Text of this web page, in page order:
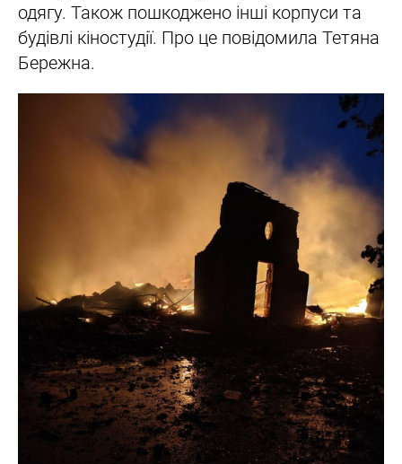
одягу. Також пошкоджено інші корпуси та
будівлі кіностудії. Про це повідомила Тетяна
Бережна.